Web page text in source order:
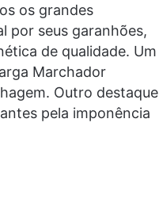
os grandes
por seus garanhões,
de qualidade. Um
Marchador
Outro destaque
pela imponência